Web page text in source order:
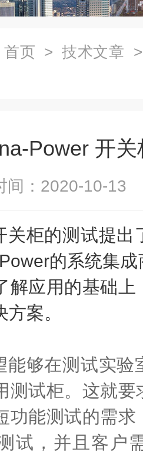
首页 > 技术文章
Power 开
间：2020-10-
关柜的测试提出
的系统集
解应用的基础
案。
能够在测试实验
测试柜。这就
功能测试的需
试，并且客户